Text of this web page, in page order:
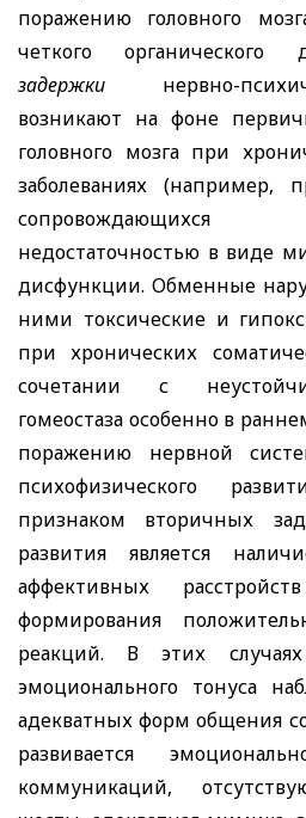
поражению головного
четкого органического
задержки нервно-
возникают на фоне
головного мозга при
заболеваниях (например,
недостаточностью в виде
дисфункции. Обменные
ними токсические и
при хронических
сочетании с
гомеостаза особенно в
поражению нервной
психофизического
признаком вторичных
развития является
аффективных
формирования
реакций. В этих
эмоционального тонуса
адекватных форм общения
развивается
коммуникаций,